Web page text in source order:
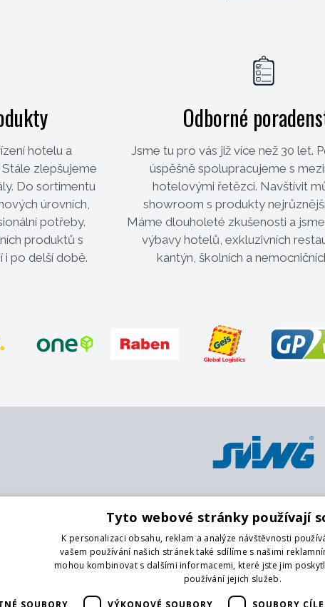
hotelu a
zlepšujeme
Do sortimentu
úrovních,
potřeby.
produktů s
po delší době.
Odborné
Jsme tu pro vás již více než 30 let.
úspěšně spolupracujeme s
hotelovými řetězci. Navštívit
showroom s produkty
Máme dlouholeté zkušenosti a
výbavy hotelů, exkluzivních
kantýn, školních a
Platba předem na účet
Hotově
Praha 9
Praha 4
Brno
Tyto webové stránky používají
K personalizaci obsahu, reklam a analýze návštěvnosti
vašem používání našich stránek také sdílíme s našimi
mohou kombinovat s dalšími informacemi, které jste jim
používání jejich služeb.
SOUBORY VÝKONOVÉ SOUBORY SOUBORY